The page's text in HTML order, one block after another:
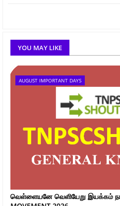
YOU MAY LIKE
AUGUST IMPORTANT DAYS
வெள்ளையனே வெளியேறு இயக்கம்